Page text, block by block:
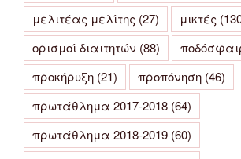
μελιτέας μελίτης (27) μικτές
ορισμοί διαιτητών (88)
προκήρυξη (21) προπόνηση (46)
πρωτάθλημα 2017-2018 (64)
πρωτάθλημα 2018-2019 (60)